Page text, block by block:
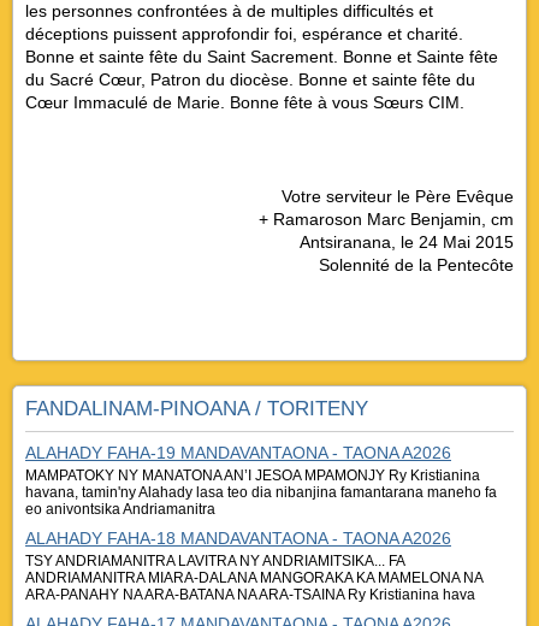
les personnes confrontées à de multiples difficultés et
déceptions puissent approfondir foi, espérance et charité.
Bonne et sainte fête du Saint Sacrement. Bonne et Sainte fête
du Sacré Cœur, Patron du diocèse. Bonne et sainte fête du
Cœur Immaculé de Marie. Bonne fête à vous Sœurs CIM.
Votre serviteur le Père Evêque
+ Ramaroson Marc Benjamin, cm
Antsiranana, le 24 Mai 2015
Solennité de la Pentecôte
FANDALINAM-PINOANA / TORITENY
ALAHADY FAHA-19 MANDAVANTAONA - TAONA A2026
MAMPATOKY NY MANATONA AN’I JESOA MPAMONJY Ry Kristianina
havana, tamin'ny Alahady lasa teo dia nibanjina famantarana maneho fa
eo anivontsika Andriamanitra
ALAHADY FAHA-18 MANDAVANTAONA - TAONA A2026
TSY ANDRIAMANITRA LAVITRA NY ANDRIAMITSIKA... FA
ANDRIAMANITRA MIARA-DALANA MANGORAKA KA MAMELONA NA
ARA-PANAHY NA ARA-BATANA NA ARA-TSAINA Ry Kristianina hava